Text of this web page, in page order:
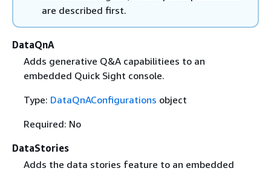
are described first.
DataQnA
Adds generative Q&A capabilitiees to an
embedded Quick Sight console.
Type: DataQnAConfigurations object
Required: No
DataStories
Adds the data stories feature to an embedded